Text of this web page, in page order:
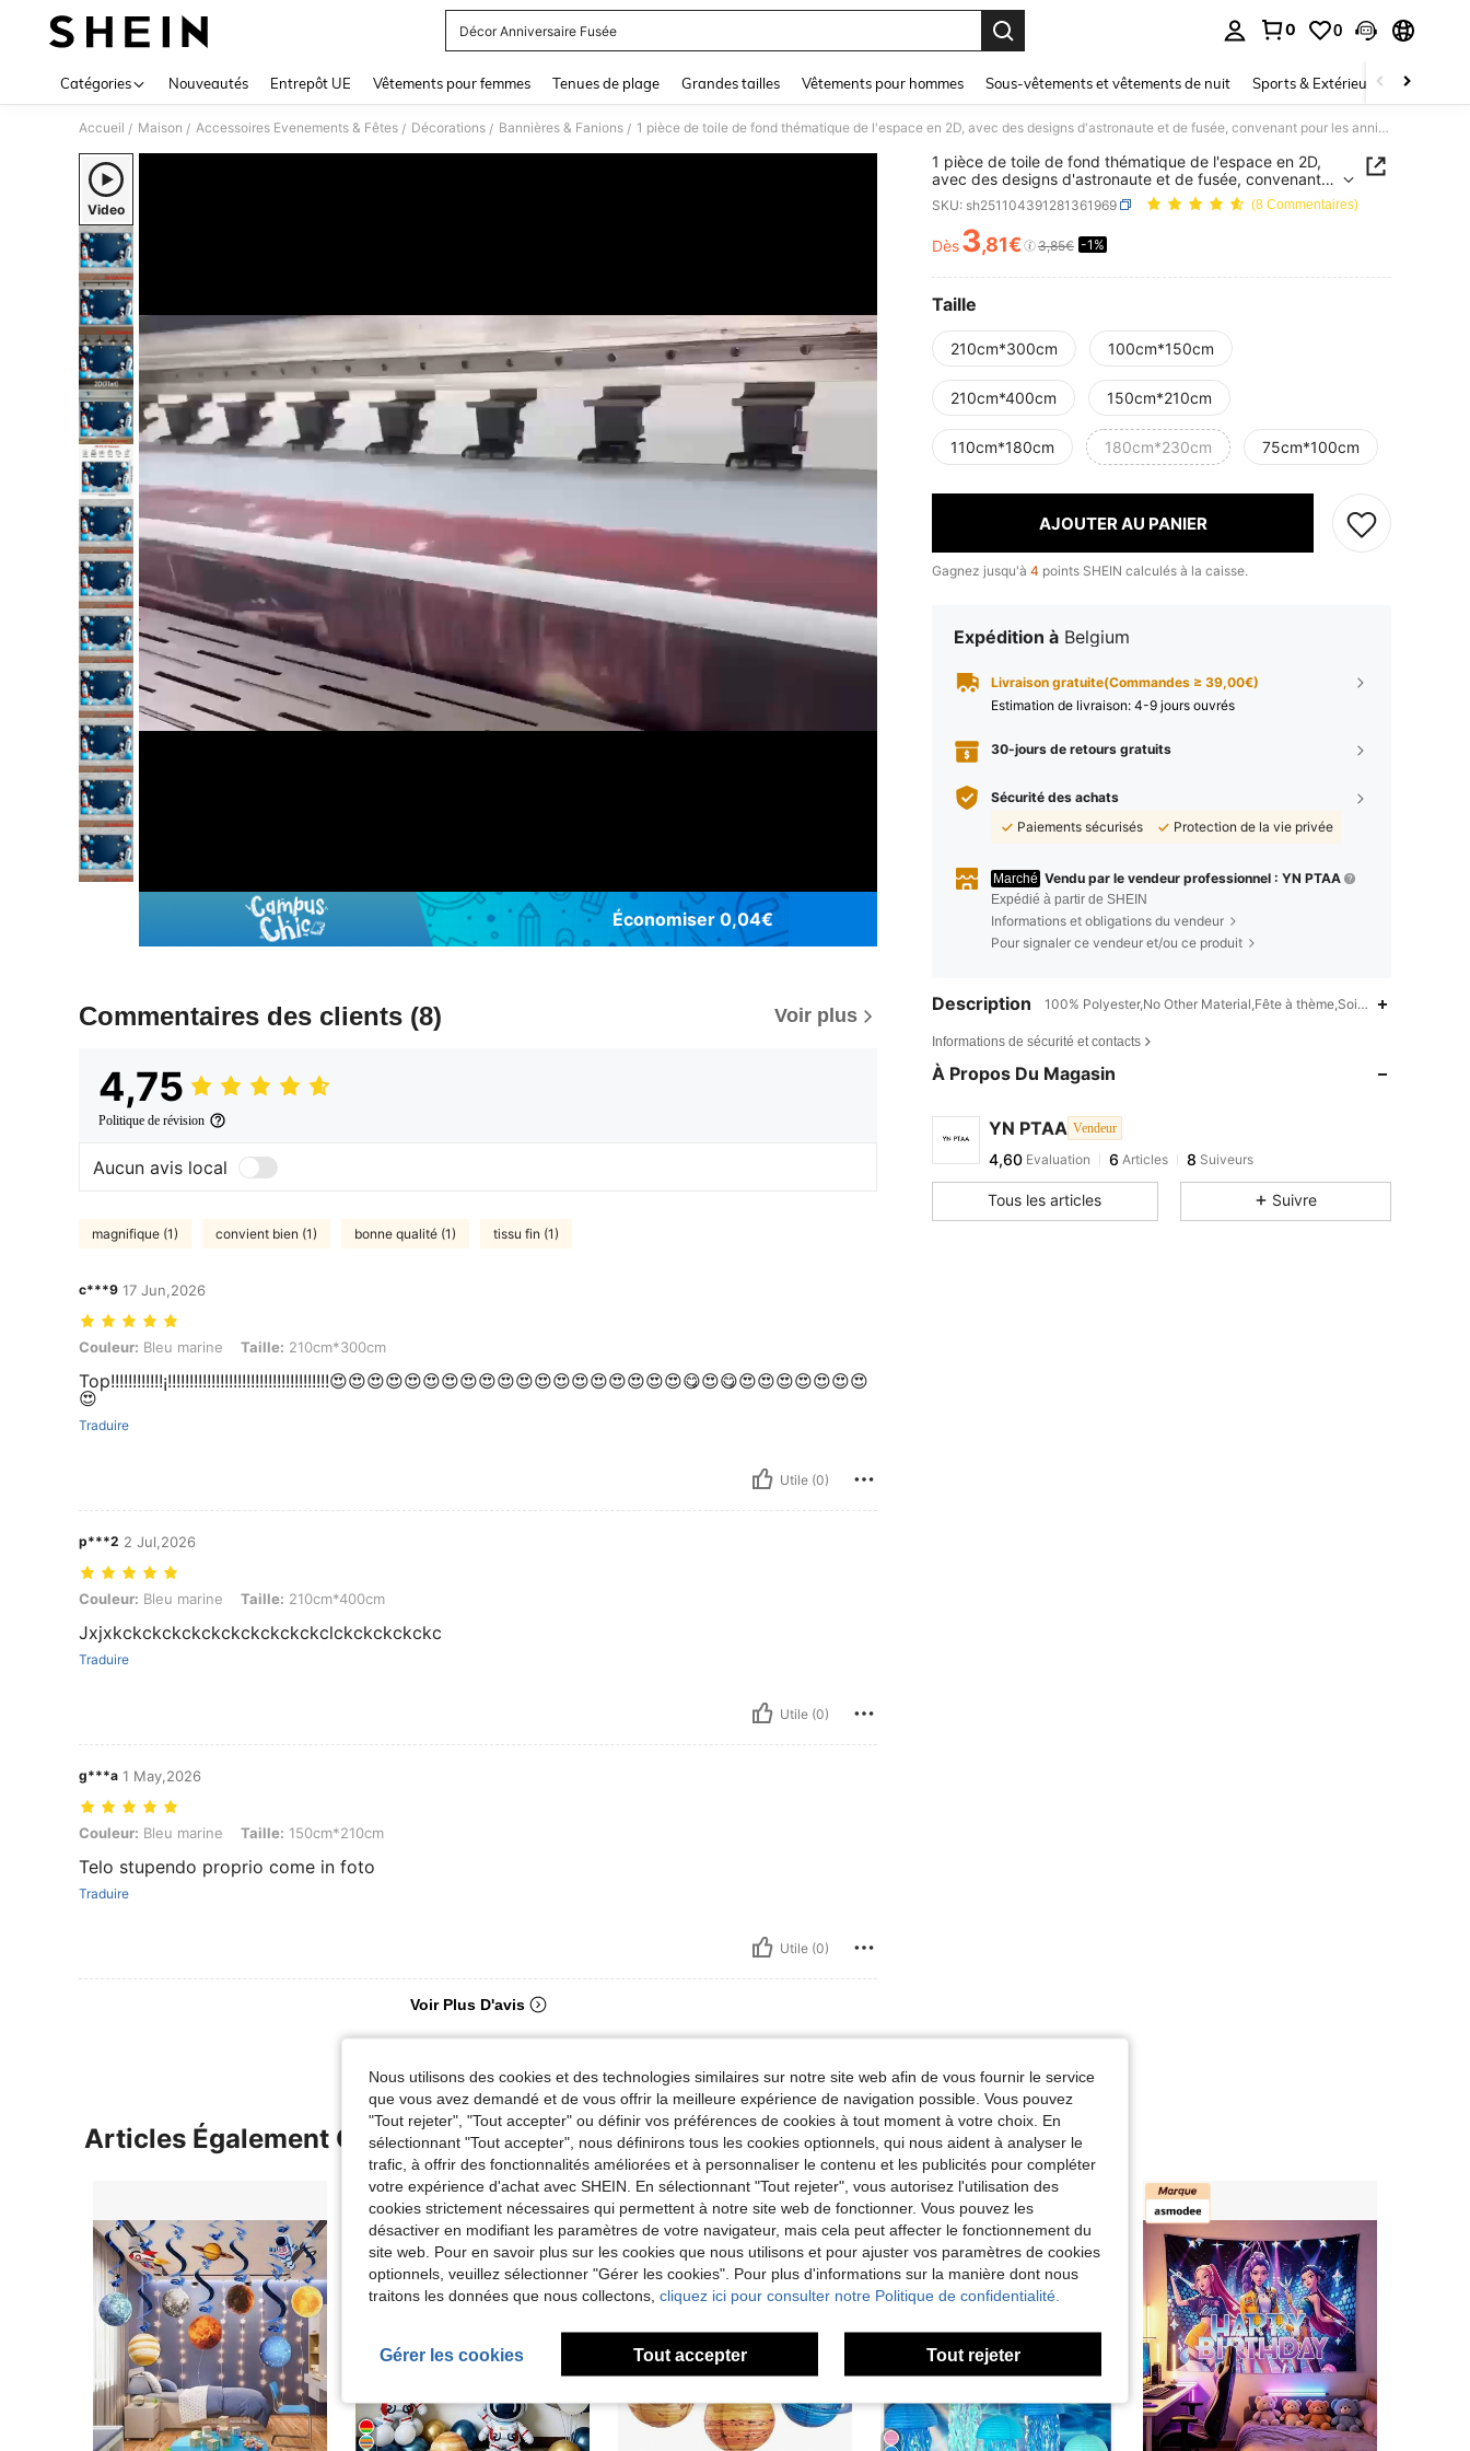
Décor Anniversaire Fusée
0 0
Catégories Nouveautés Entrepôt UE Vêtements pour femmes Tenues de plage Grandes tailles Vêtements pour hommes Sous-vêtements et vêtements de nuit Sports & Extérieur Enfants
Accueil / Maison / Accessoires Evenements & Fêtes / Décorations / Bannières & Fanions / 1 pièce de toile de fond thématique de l'espace en 2D, avec des designs d'astronaute et de fusée, convenant pour les anniversaires, mariages et fêtes de l'espace. Aucune électricité requise
Video
Économiser 0,04€
Commentaires des clients (8) Voir plus
4,75
Politique de révision
Aucun avis local
magnifique (1) convient bien (1) bonne qualité (1) tissu fin (1)
c***9 17 Jun,2026
Couleur: Bleu marine, Taille: 210cm*300cm
Couleur: Bleu marine Taille: 210cm*300cm
Top!!!!!!!!!!!!¡!!!!!!!!!!!!!!!!!!!!!!!!!!!!!!!!!!!!!😍😍😍😍😍😍😍😍😍😍😍😍😍😍😍😍😍😍😍😋😍😋😍😍😍😍😍😍😍
😍
Traduire
Utile (0)
p***2 2 Jul,2026
Couleur: Bleu marine, Taille: 210cm*400cm
Couleur: Bleu marine Taille: 210cm*400cm
Jxjxkckckckckckckckckckckclckckckckckc
Traduire
Utile (0)
g***a 1 May,2026
Couleur: Bleu marine, Taille: 150cm*210cm
Couleur: Bleu marine Taille: 150cm*210cm
Telo stupendo proprio come in foto
Traduire
Utile (0)
Voir Plus D'avis
1 pièce de toile de fond thématique de l'espace en 2D,
avec des designs d'astronaute et de fusée, convenant
pour les anniversaires, mariages et fêtes de l'espace.
Aucune électricité requise
SKU: sh251104391281361969 (8 Commentaires)
PRICE AND AVAILABILITY
Dès3,81€ 3,85€ -1%
Taille
210cm*300cm 100cm*150cm
210cm*400cm 150cm*210cm
110cm*180cm 180cm*230cm 75cm*100cm
AJOUTER AU PANIER
Gagnez jusqu'à 4 points SHEIN calculés à la caisse.
Expédition à Belgium
Livraison gratuite(Commandes ≥ 39,00€)
Estimation de livraison: 4-9 jours ouvrés
30-jours de retours gratuits
Sécurité des achats
Paiements sécurisés
Protection de la vie privée
Marché Vendu par le vendeur professionnel : YN PTAA
Expédié à partir de SHEIN
Informations et obligations du vendeur
Pour signaler ce vendeur et/ou ce produit
Description 100% Polyester,No Other Material,Fête à thème,Soirée d'anniversaire
Informations de sécurité et contacts
À Propos Du Magasin
YN PTAA Vendeur
4,60 Evaluation 6 Articles 8 Suiveurs
Tous les articles Suivre
Articles Également Consultés
Nous utilisons des cookies et des technologies similaires sur notre site web afin de vous fournir le service
que vous avez demandé et de vous offrir la meilleure expérience de navigation possible. Vous pouvez
"Tout rejeter", "Tout accepter" ou définir vos préférences de cookies à tout moment à votre choix. En
sélectionnant "Tout accepter", nous définirons tous les cookies optionnels, qui nous aident à analyser le
trafic, à offrir des fonctionnalités améliorées et à personnaliser le contenu et les publicités pour compléter
votre expérience d'achat avec SHEIN. En sélectionnant "Tout rejeter", vous autorisez l'utilisation des
cookies strictement nécessaires qui permettent à notre site web de fonctionner. Vous pouvez les
désactiver en modifiant les paramètres de votre navigateur, mais cela peut affecter le fonctionnement du
site web. Pour en savoir plus sur les cookies que nous utilisons et pour ajuster vos paramètres de cookies
optionnels, veuillez sélectionner "Gérer les cookies". Pour plus d'informations sur la manière dont nous
traitons les données que nous collectons, cliquez ici pour consulter notre Politique de confidentialité.
Gérer les cookies Tout accepter Tout rejeter